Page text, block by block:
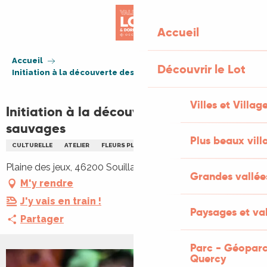
Accueil
Découvrir le Lot
Villes et
Plus beaux
Grandes
Paysages et
Parc -
Quercy
Accueil
Initiation à la découverte des plantes sauvages
Initiation à la découverte des plantes
sauvages
CULTURELLE ATELIER FLEURS PLANTES GASTRONOMIE
Plaine des jeux, 46200 Souillac
M'y rendre
J'y vais en train !
Partager